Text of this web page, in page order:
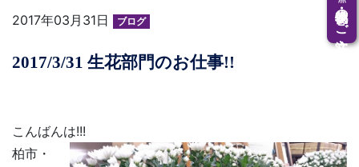
供花・供物のご注文
2017年03月31日 ブログ
2017/3/31 生花部門のお仕事!!
こんばんは!!!
柏市・